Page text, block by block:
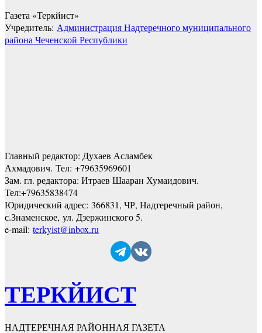
Газета «Теркйист»
Учредитель: Администрация Надтеречного муниципального
района Чеченской Республики
Главный редактор: Духаев Асламбек
Ахмадович. Тел: +79635969601
Зам. гл. редактора: Итраев Шааран Хумаидович.
Тел:+79635838474
Юридический адрес: 366831, ЧР, Надтеречный район,
с.Знаменское, ул. Дзержинского 5.
e-mail: terkyist@inbox.ru
ТЕРКЙИСТ
НАДТЕРЕЧНАЯ РАЙОННАЯ ГАЗЕТА